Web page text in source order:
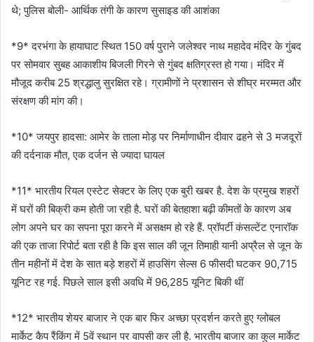
थे; पुलिस बोली- आर्थिक तंगी के कारण सुसाइड की आशंका
*9* दरभंगा के हायाघाट स्थित 150 वर्ष पुराने जलेश्वर नाथ महादेव मंदिर के गुंबद
पर सोमवार सुबह आकाशीय बिजली गिरने से गुंबद क्षतिग्रस्त हो गया। मंदिर में
मौजूद करीब 25 श्रद्धालु सुरक्षित रहे। ग्रामीणों ने प्रशासन से शीघ्र मरम्मत और
संरक्षण की मांग की।
*10* जयपुर हादसा: आमेर के ताला मोड़ पर निर्माणाधीन दीवार ढहने से 3 मजदूरों
की दर्दनाक मौत, एक दर्जन से ज्यादा घायल
*11* भारतीय रियल एस्टेट सेक्टर के लिए एक बुरी खबर है. देश के प्रमुख शहरों
में घरों की बिक्री कम होती जा रही है. घरों की बेतहाशा बढ़ी कीमतों के कारण अब
लोग अपने घर का सपना पूरा करने में असक्षम हो रहे हैं. प्रॉपर्टी कंसल्टेंट एनारॉक
की एक ताजा रिपोर्ट बता रही है कि इस साल की जून तिमाही यानी अप्रैल से जून के
तीन महीनों में देश के सात बड़े शहरों में हाउसिंग सेल्स 6 फीसदी घटकर 90,715
यूनिट रह गई. पिछले साल इसी अवधि में 96,285 यूनिट बिकी थीं
*12* भारतीय शेयर बाजार ने एक बार फिर अच्छा प्रदर्शन करते हुए ग्लोबल
मार्केट कैप रैंकिंग में 5वें स्थान पर वापसी कर ली है. भारतीय बाजार का कुल मार्केट